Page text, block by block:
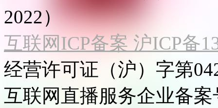
2022）
互联网ICP备案 沪ICP备
经营许可证（沪）字第
互联网直播服务企业备案